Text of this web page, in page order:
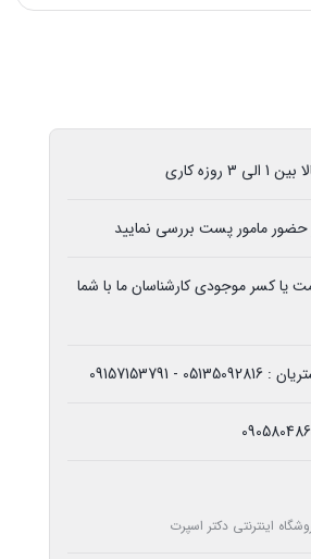
کاری
حضور مامور پست بررسی نمایید
یا کسر موجودی کارشناسان ما با شما
09157153791
اینترنتی دکتر اسپرت